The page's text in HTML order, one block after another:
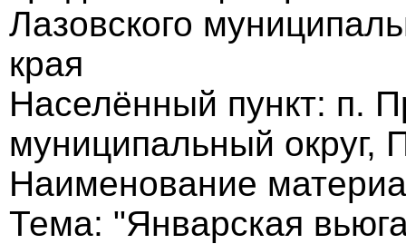
Лазовского
края
Населённый пункт: п.
муниципальный округ,
Наименование
Тема: "Январская